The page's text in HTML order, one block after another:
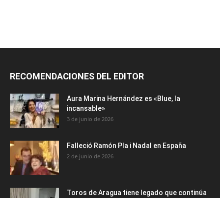
RECOMENDACIONES DEL EDITOR
Aura Marina Hernández es «Blue, la
incansable»
3 de junio de 2026
Falleció Ramón Pla i Nadal en España
2 de junio de 2026
Toros de Aragua tiene legado que continúa